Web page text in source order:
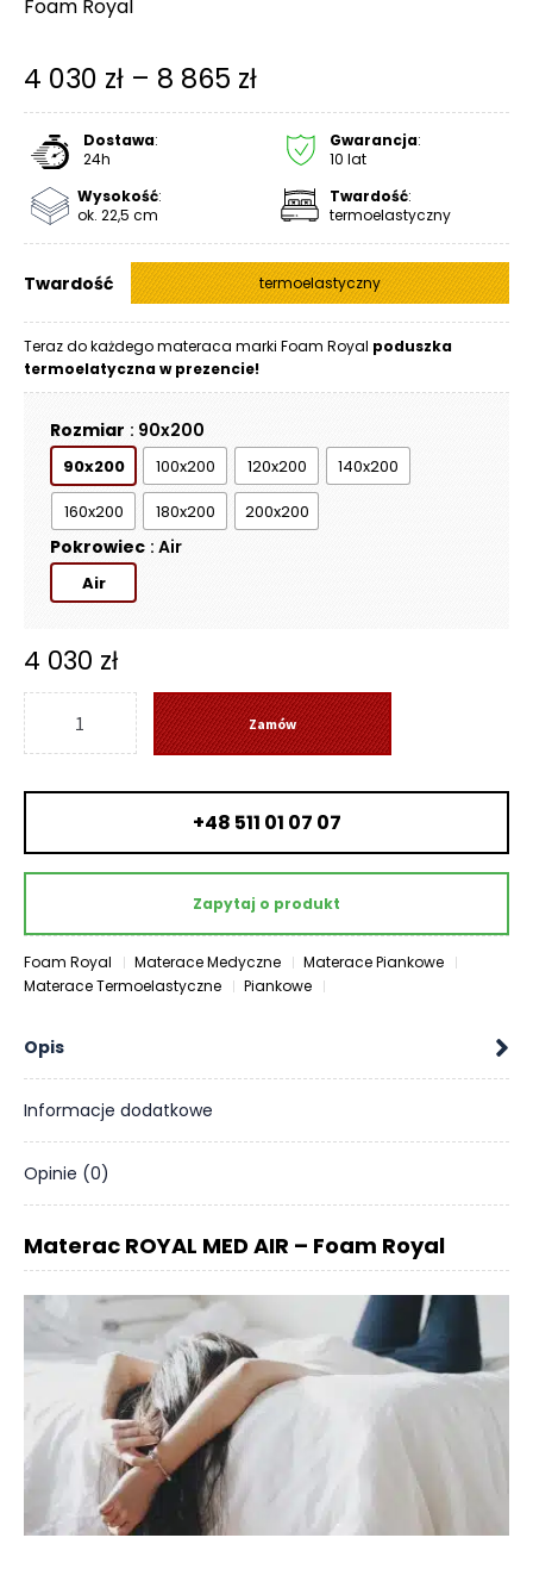
R
C
Ó
A
M
A
T
E
R
K
B
L
W
Y
Z
Foam Royal
4 030 zł – 8 865 złZakres
cen:
od
030 zł
do
8
865 zł
Dostawa:
24h
Gwarancja:
10 lat
Wysokość:
ok. 22,5 cm
Twardość:
termoelastyczny
Twardość termoelastyczny
Teraz do każdego materaca marki Foam Royal poduszka
termoelatyczna w prezencie!
Rozmiar : 90x200
90x200 100x200 120x200
140x200
160x200
180x200 200x200
Pokrowiec : Air
Air
4 030 zł
ilość
Materac
MED
-
Zamów
+48 511 01 07 07
Zapytaj o produkt
Foam Royal Materace Medyczne
Materace Piankowe
Materace Termoelastyczne
Piankowe
Opis
Informacje dodatkowe
Opinie (0)
Materac ROYAL MED AIR – Foam Royal